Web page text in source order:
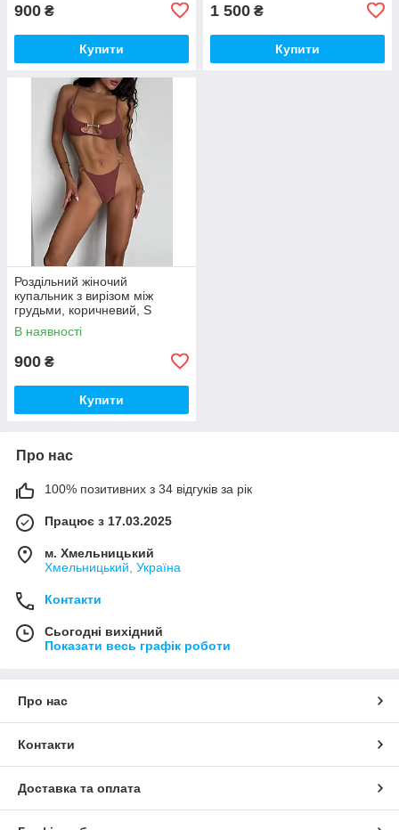
900 ₴
Купити
1 500 ₴
Купити
Роздільний жіночий
купальник з вирізом між
грудьми, коричневий, S
В наявності
900 ₴
Купити
Про нас
100% позитивних з 34 відгуків за рік
Працює з 17.03.2025
м. Хмельницький
Хмельницький, Україна
Контакти
Сьогодні вихідний
Показати весь графік роботи
Про нас
Контакти
Доставка та оплата